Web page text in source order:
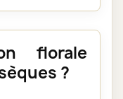
florale
?